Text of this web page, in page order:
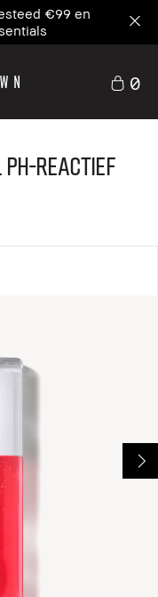
€99 en
0
pH-reactief